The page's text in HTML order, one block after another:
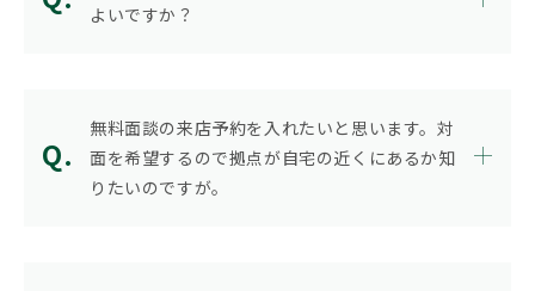
よいですか？
無料面談の来店予約を入れたいと思います。対
面を希望するので拠点が自宅の近くにあるか知
りたいのですが。